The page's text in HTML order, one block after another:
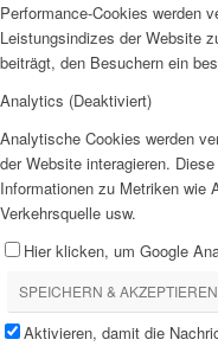
Performance-Cookies werden
Leistungsindizes der Website
beiträgt, den Besuchern ein
Analytics (Deaktiviert)
Analytische Cookies werden
der Website interagieren.
Informationen zu Metriken wie
Verkehrsquelle usw.
Hier klicken, um Google
SPEICHERN & AKZEPTIEREN
Aktivieren, damit die